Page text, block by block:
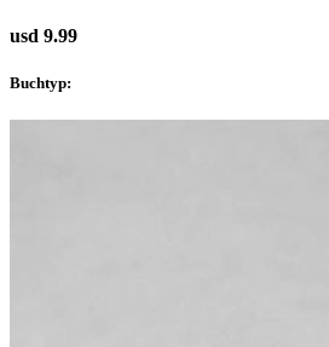
usd 9.99
Buchtyp: